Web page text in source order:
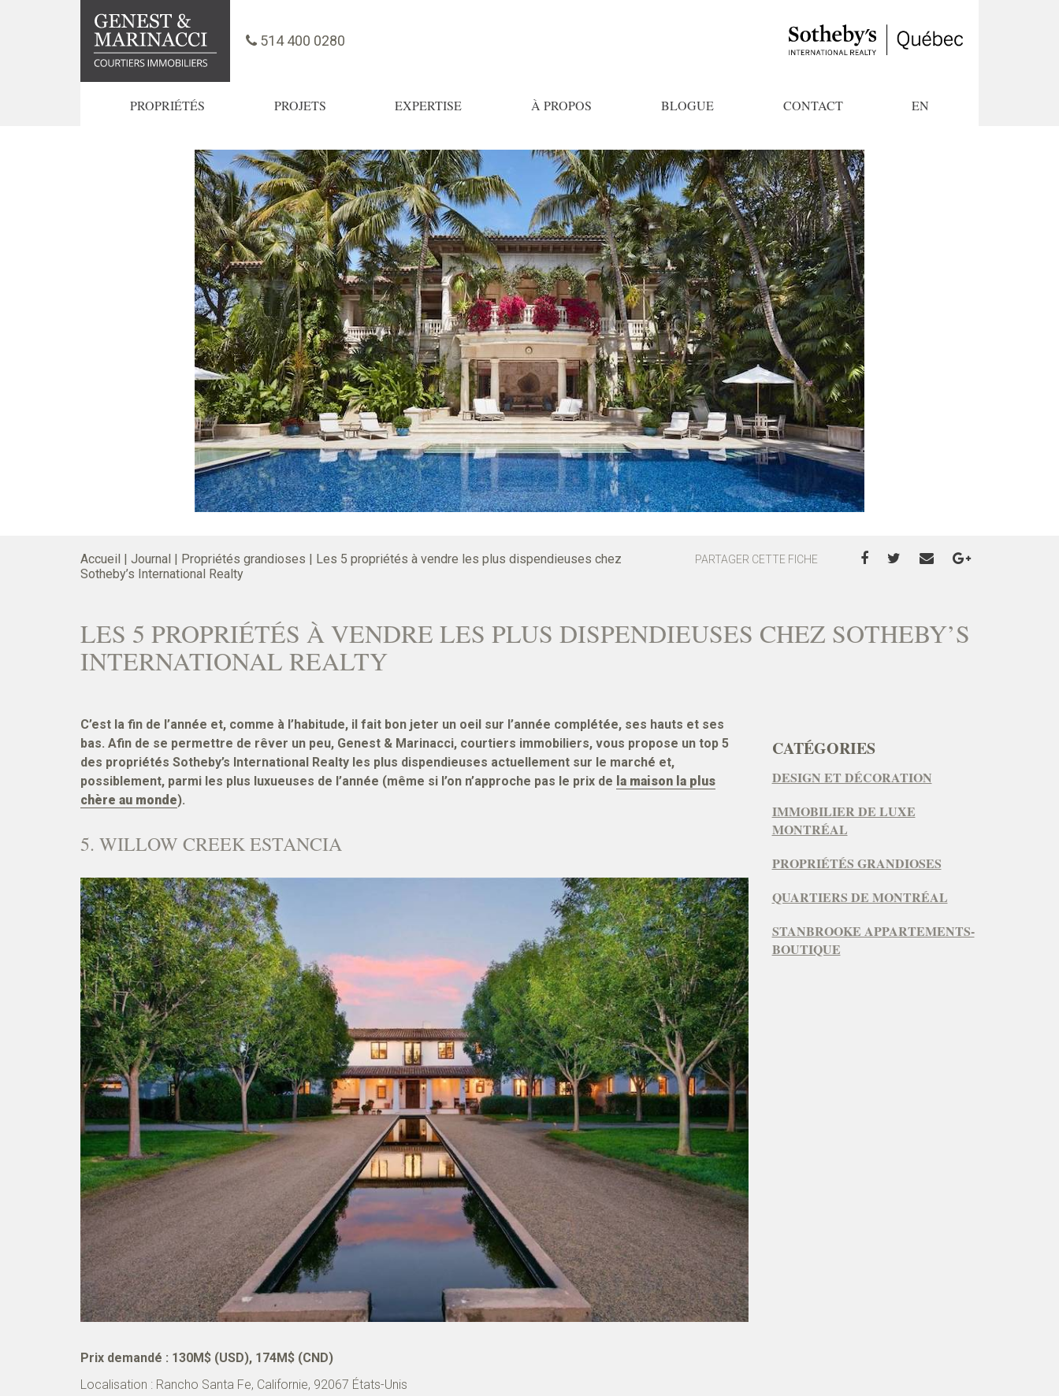
514 400 0280
PROPRIÉTÉS PROJETS EXPERTISE À PROPOS BLOGUE CONTACT EN
Accueil | Journal | Propriétés grandioses | Les 5 propriétés à vendre les plus dispendieuses chez
Sotheby’s International Realty
PARTAGER CETTE FICHE
LES 5 PROPRIÉTÉS À VENDRE LES PLUS DISPENDIEUSES CHEZ SOTHEBY’S
INTERNATIONAL REALTY
C’est la fin de l’année et, comme à l’habitude, il fait bon jeter un oeil sur l’année complétée, ses hauts et ses
bas. Afin de se permettre de rêver un peu, Genest & Marinacci, courtiers immobiliers, vous propose un top 5
des propriétés Sotheby’s International Realty les plus dispendieuses actuellement sur le marché et,
possiblement, parmi les plus luxueuses de l’année (même si l’on n’approche pas le prix de la maison la plus
chère au monde).
5. WILLOW CREEK ESTANCIA
Prix demandé : 130M$ (USD), 174M$ (CND)
Localisation : Rancho Santa Fe, Californie, 92067 États-Unis
CATÉGORIES
DESIGN ET DÉCORATION
IMMOBILIER DE LUXE
MONTRÉAL
PROPRIÉTÉS GRANDIOSES
QUARTIERS DE MONTRÉAL
STANBROOKE APPARTEMENTS-
BOUTIQUE